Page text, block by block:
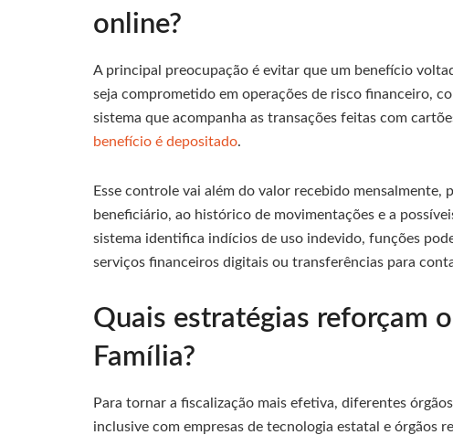
online?
A principal preocupação é evitar que um benefício
seja comprometido em operações de risco financeiro,
sistema que acompanha as transações feitas com
benefício é depositado.
Esse controle vai além do valor recebido mensalmente,
beneficiário, ao histórico de movimentações e a
sistema identifica indícios de uso indevido, funções
serviços financeiros digitais ou transferências para
Quais estratégias reforçam
Família?
Para tornar a fiscalização mais efetiva, diferentes
inclusive com empresas de tecnologia estatal e órgãos